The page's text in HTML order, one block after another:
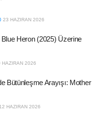
23 HAZIRAN 2026
Heron (2025) Üzerine
HAZIRAN 2026
Bütünleşme Arayışı: Mother
12 HAZIRAN 2026